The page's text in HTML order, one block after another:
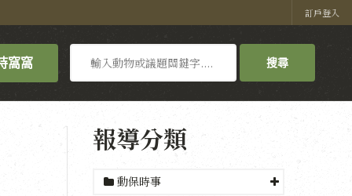
訂戶登入
窩窩
尋
搜尋
報導分類
動保時事